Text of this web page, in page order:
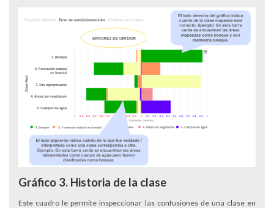
Gráfico 3. Historia de la clase
Este cuadro le permite inspeccionar las confusiones de una clase en